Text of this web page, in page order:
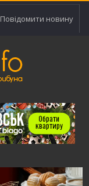
Повідомити новину